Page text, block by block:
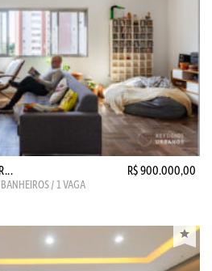
R$ 900.000,00
/ 1 VAGA